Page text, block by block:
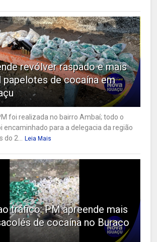
revólver raspado e mais
papelotes de cocaína em
foi realizada no bairro Ambaí; todo o
encaminhado para a delegacia da região
2...
Leia Mais
tráfico: PM apreende mais
de cocaína no Buraco